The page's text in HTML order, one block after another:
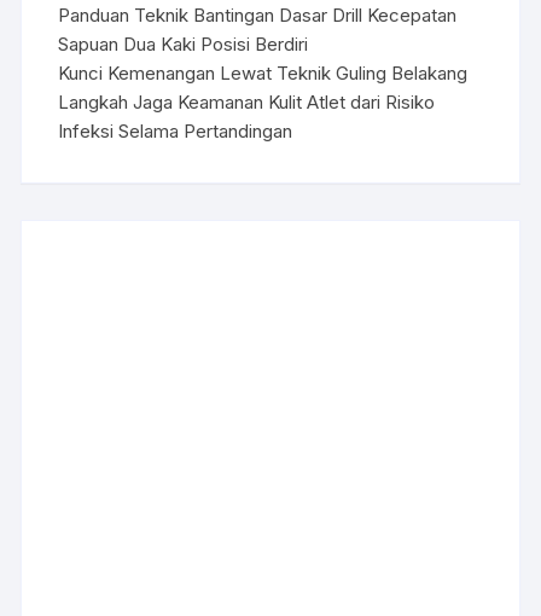
Panduan Teknik Bantingan Dasar Drill Kecepatan
Sapuan Dua Kaki Posisi Berdiri
Kunci Kemenangan Lewat Teknik Guling Belakang
Langkah Jaga Keamanan Kulit Atlet dari Risiko
Infeksi Selama Pertandingan